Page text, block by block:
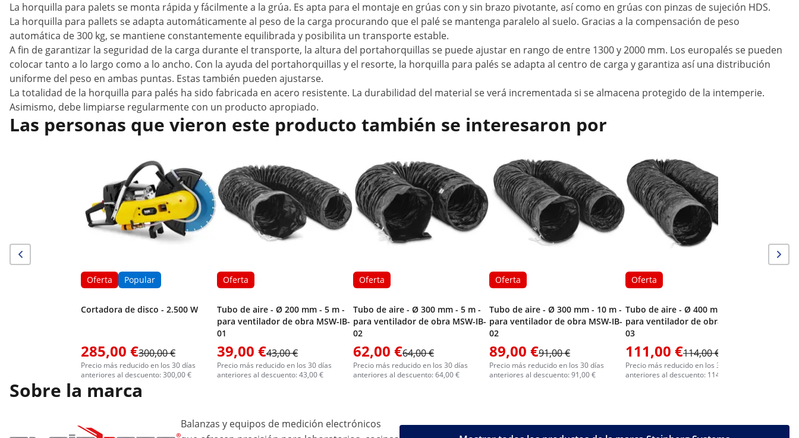
La horquilla para palets se monta rápida y fácilmente a la grúa. Es apta para el montaje en grúas con y sin brazo pivotante, así como en grúas con pinzas de sujeción HDS.
La horquilla para pallets se adapta automáticamente al peso de la carga procurando que el palé se mantenga paralelo al suelo. Gracias a la compensación de peso
automática de 300 kg, se mantiene constantemente equilibrada y posibilita un transporte estable.
A fin de garantizar la seguridad de la carga durante el transporte, la altura del portahorquillas se puede ajustar en rango de entre 1300 y 2000 mm. Los europalés se pueden
colocar tanto a lo largo como a lo ancho. Con la ayuda del portahorquillas y el resorte, la horquilla para palés se adapta al centro de carga y garantiza así una distribución
uniforme del peso en ambas puntas. Estas también pueden ajustarse.
La totalidad de la horquilla para palés ha sido fabricada en acero resistente. La durabilidad del material se verá incrementada si se almacena protegido de la intemperie.
Asimismo, debe limpiarse regularmente con un producto apropiado.
Las personas que vieron este producto también se interesaron por
Oferta Popular
Cortadora de disco - 2.500 W
285,00 €300,00 €
Precio más reducido en los 30 días
anteriores al descuento: 300,00 €
Oferta
Tubo de aire - Ø 200 mm - 5 m -
para ventilador de obra MSW-IB-
01
39,00 €43,00 €
Precio más reducido en los 30 días
anteriores al descuento: 43,00 €
Oferta
Tubo de aire - Ø 300 mm - 5 m -
para ventilador de obra MSW-IB-
02
62,00 €64,00 €
Precio más reducido en los 30 días
anteriores al descuento: 64,00 €
Oferta
Tubo de aire - Ø 300 mm - 10 m -
para ventilador de obra MSW-IB-
02
89,00 €91,00 €
Precio más reducido en los 30 días
anteriores al descuento: 91,00 €
Oferta
Tubo de aire - Ø 400 mm - 10 m -
para ventilador de obra MSW-IB-
03
111,00 €114,00 €
Precio más reducido en los 30 días
anteriores al descuento: 114,00 €
Sobre la marca
Balanzas y equipos de medición electrónicos